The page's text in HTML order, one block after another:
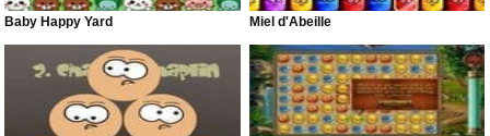
Baby Happy Yard Miel d'Abeille